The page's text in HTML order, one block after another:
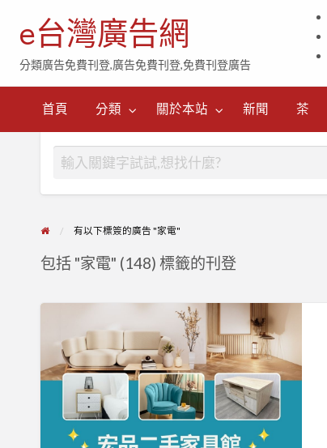
e台灣廣告網
分類廣告免費刊登,廣告免費刊登,免費刊登廣告
首頁 分類 關於本站 新聞 茶
有以下標簽的廣告 "家電"
包括 "家電" (148) 標籤的刊登
具、
找
電、